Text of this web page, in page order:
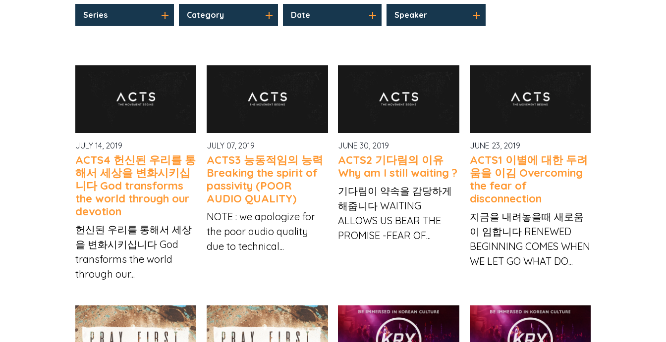
Series Category Date Speaker
JULY 14, 2019
ACTS4 헌신된 우리를 통
해서 세상을 변화시키십
니다 God transforms
the world through our
devotion
헌신된 우리를 통해서 세상
을 변화시키십니다 God
transforms the world
through our...
JULY 07, 2019
ACTS3 능동적임의 능력
Breaking the spirit of
passivity (POOR
AUDIO QUALITY)
NOTE : we apologize for
the poor audio quality
due to technical...
JUNE 30, 2019
ACTS2 기다림의 이유
Why am I still waiting ?
기다림이 약속을 감당하게
해줍니다 WAITING
ALLOWS US BEAR THE
PROMISE -FEAR OF...
JUNE 23, 2019
ACTS1 이별에 대한 두려
움을 이김 Overcoming
the fear of
disconnection
지금을 내려놓을때 새로움
이 임합니다 RENEWED
BEGINNING COMES WHEN
WE LET GO WHAT DO...